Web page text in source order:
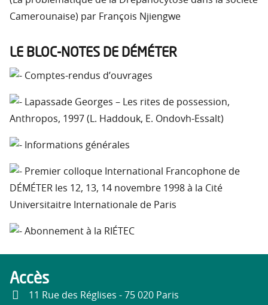
Camerounaise) par François Njiengwe
LE BLOC-NOTES DE DÉMÉTER
Comptes-rendus d’ouvrages
Lapassade Georges – Les rites de possession,
Anthropos, 1997 (L. Haddouk, E. Ondovh-Essalt)
Informations générales
Premier colloque International Francophone de
DÉMÉTER les 12, 13, 14 novembre 1998 à la Cité
Universitaitre Internationale de Paris
Abonnement à la RIÉTEC
Accès
11 Rue des Réglises - 75 020 Paris